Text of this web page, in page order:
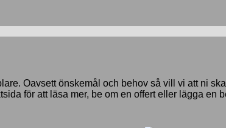
Oavsett önskemål och behov så vill vi att ni
för att läsa mer, be om en offert eller lägga en